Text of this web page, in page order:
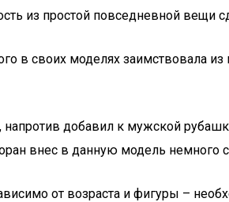
из простой повседневной вещи
в своих моделях заимствовала
напротив добавил к мужской
внес в данную модель немного
от возраста и фигуры –